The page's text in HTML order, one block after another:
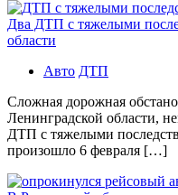
Два ДТП с тяжелыми
области
Авто ДТП
Сложная дорожная
Ленинградской области,
ДТП с тяжелыми
произошло 6 февраля […]